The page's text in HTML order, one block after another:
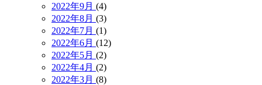
2022年9月 (4)
2022年8月 (3)
2022年7月 (1)
2022年6月 (12)
2022年5月 (2)
2022年4月 (2)
2022年3月 (8)